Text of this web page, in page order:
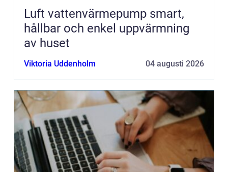
Luft vattenvärmepump smart,
hållbar och enkel uppvärmning
av huset
Viktoria Uddenholm 04 augusti 2026